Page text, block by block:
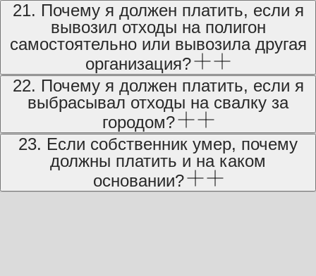
21. Почему я должен платить, если я
вывозил отходы на полигон
самостоятельно или вывозила другая
организация?
22. Почему я должен платить, если я
выбрасывал отходы на свалку за
городом?
23. Если собственник умер, почему
должны платить и на каком
основании?